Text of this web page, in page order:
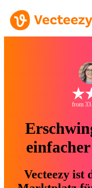
from
Vecteezy ist